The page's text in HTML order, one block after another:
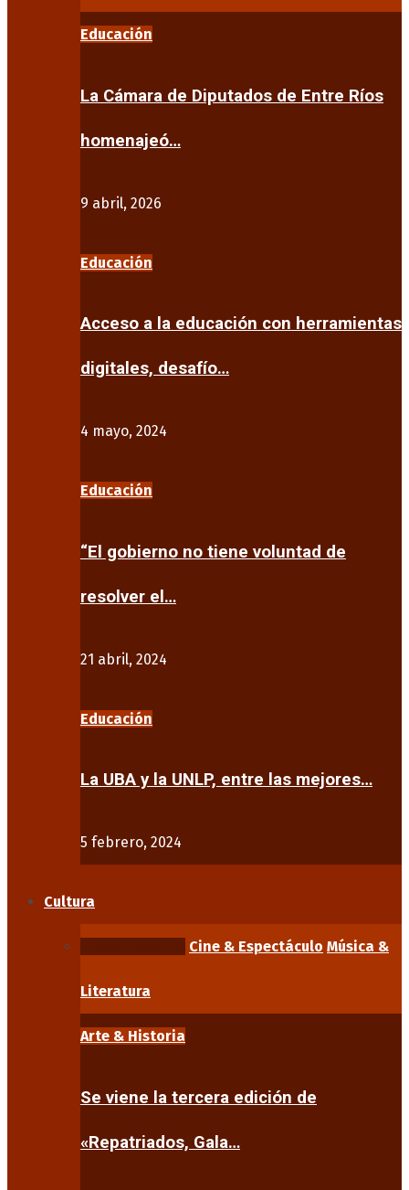
Educación
La Cámara de Diputados de Entre Ríos
homenajeó…
9 abril, 2026
Educación
Acceso a la educación con herramientas
digitales, desafío…
4 mayo, 2024
Educación
“El gobierno no tiene voluntad de
resolver el…
21 abril, 2024
Educación
La UBA y la UNLP, entre las mejores…
5 febrero, 2024
Cultura
Cine & Espectáculo Música &
Literatura
Arte & Historia
Se viene la tercera edición de
«Repatriados, Gala…